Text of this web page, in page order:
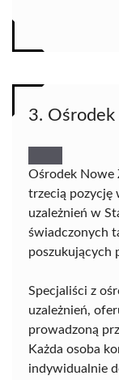
3.
Ośrodek Nowe
trzecią pozycję
uzależnień w
świadczonych
poszukujących
Specjaliści z
uzależnień,
prowadzoną
Każda osoba
indywidualnie